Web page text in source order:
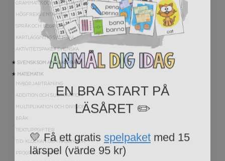
GRAMMATIK OCH RÄTTSTAVNING
HÖGFREKVENTA ORD
SPRÅK OCH BEGREPP
KARTLÄGGNING SVENSKA
AKTIVITETSPAKET SVENSKA
★ SVENSK SOM ANDRASPRÅK
★ MATEMATIK
NYBÖRJARTRÄNING
ADDITION OCH SUBTRAKTION
MULTIPLIKATION OCH DIVISION
BRÅK
TEXTUPPGIFTER
TID: KLOCKAN OCH KALENDER
PROGRAMMERING
EN BRA START PÅ
LÄSÅRET ✏️
💛 Få ett gratis
lärspel (värde 95 kr)